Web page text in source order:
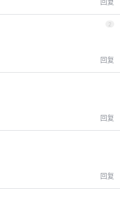
回复
2
回复
回复
回复